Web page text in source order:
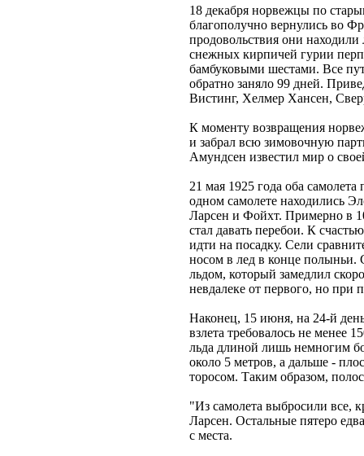
18 декабря норвежцы по
благополучно вернулись во
продовольствия они находили
снежных кирпичей гурии
бамбуковыми шестами. Все
обратно заняло 99 дней.
Вистинг, Хелмер Хансен,
К моменту возвращения
и забрал всю зимовочную
Амундсен известил мир о
21 мая 1925 года оба
одном самолете находились
Ларсен и Фойхт. Примерно в
стал давать перебои. К
идти на посадку. Сели
носом в лед в конце полыньи.
льдом, который замедлил
невдалеке от первого, но при
Наконец, 15 июня, на 24-й
взлета требовалось не менее
льда длиной лишь немногим
около 5 метров, а дальше -
торосом. Таким образом,
"Из самолета выбросили все,
Ларсен. Остальные пятеро
с места.